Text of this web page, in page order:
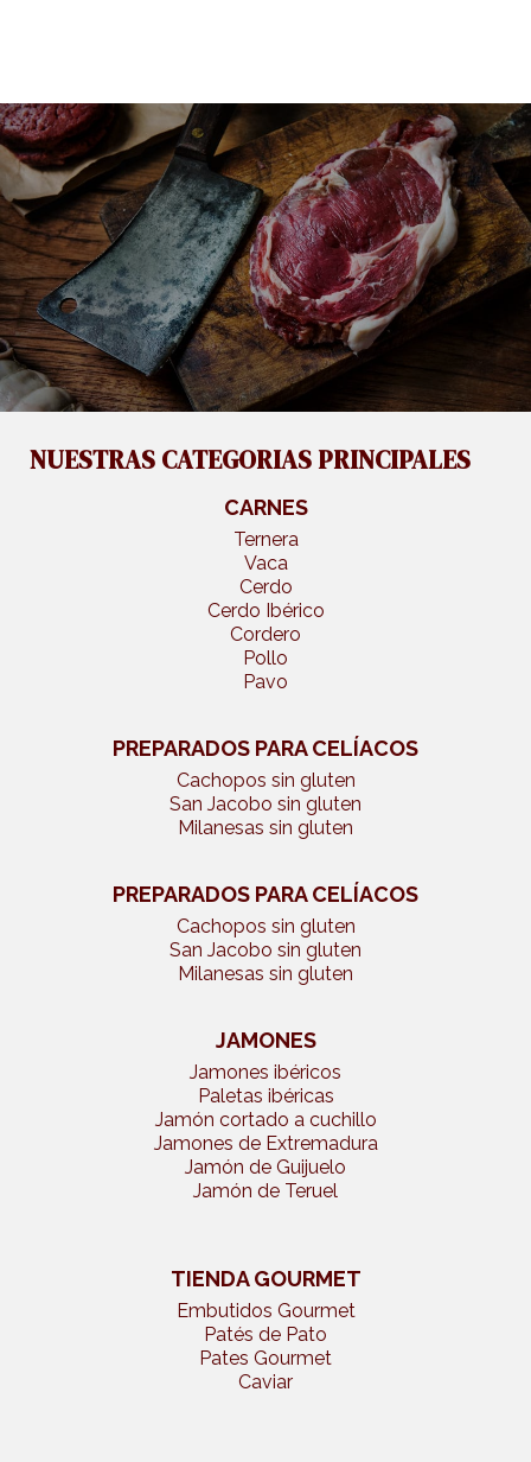
NUESTRAS CATEGORIAS PRINCIPALES
CARNES
Ternera
Vaca
Cerdo
Cerdo Ibérico
Cordero
Pollo
Pavo
PREPARADOS PARA CELÍACOS
Cachopos sin gluten
San Jacobo sin gluten
Milanesas sin gluten
PREPARADOS PARA CELÍACOS
Cachopos sin gluten
San Jacobo sin gluten
Milanesas sin gluten
JAMONES
Jamones ibéricos
Paletas ibéricas
Jamón cortado a cuchillo
Jamones de Extremadura
Jamón de Guijuelo
Jamón de Teruel
TIENDA GOURMET
Embutidos Gourmet
Patés de Pato
Pates Gourmet
Caviar